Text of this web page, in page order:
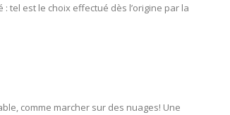
tel est le choix effectué dès l’origine par la
comme marcher sur des nuages! Une